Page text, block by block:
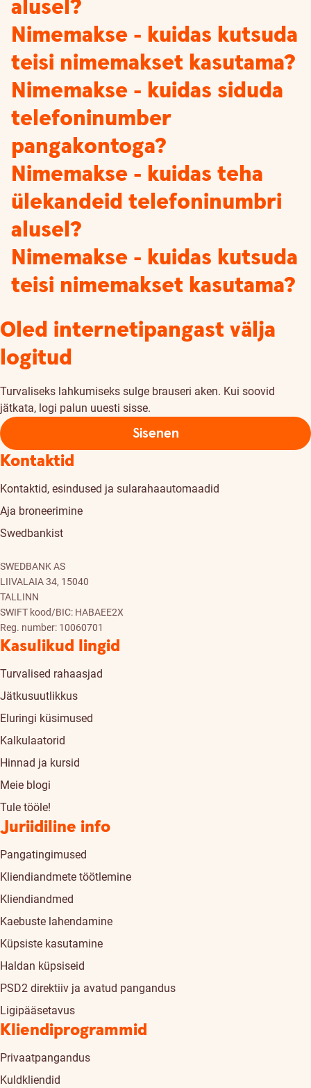
alusel?
Nimemakse - kuidas kutsuda
teisi nimemakset kasutama?
Nimemakse - kuidas siduda
telefoninumber
pangakontoga?
Nimemakse - kuidas teha
ülekandeid telefoninumbri
alusel?
Nimemakse - kuidas kutsuda
teisi nimemakset kasutama?
Oled internetipangast välja
logitud
Turvaliseks lahkumiseks sulge brauseri aken. Kui soovid
jätkata, logi palun uuesti sisse.
Sisenen
Kontaktid
Kontaktid, esindused ja sularahaautomaadid
Aja broneerimine
Swedbankist
SWEDBANK AS
LIIVALAIA 34, 15040
TALLINN
SWIFT kood/BIC: HABAEE2X
Reg. number: 10060701
Kasulikud lingid
Turvalised rahaasjad
Jätkusuutlikkus
Eluringi küsimused
Kalkulaatorid
Hinnad ja kursid
Meie blogi
Tule tööle!
Juriidiline info
Pangatingimused
Kliendiandmete töötlemine
Kliendiandmed
Kaebuste lahendamine
Küpsiste kasutamine
Haldan küpsiseid
PSD2 direktiiv ja avatud pangandus
Ligipääsetavus
Kliendiprogrammid
Privaatpangandus
Kuldkliendid